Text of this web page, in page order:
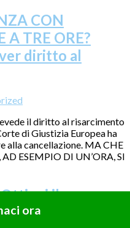
CON
A TRE ORE?
diritto al
il diritto al risarcimento
di Giustizia Europea ha
alla cancellazione. MA CHE
ESEMPIO DI UN’ORA, SI
Ottieni il
ora